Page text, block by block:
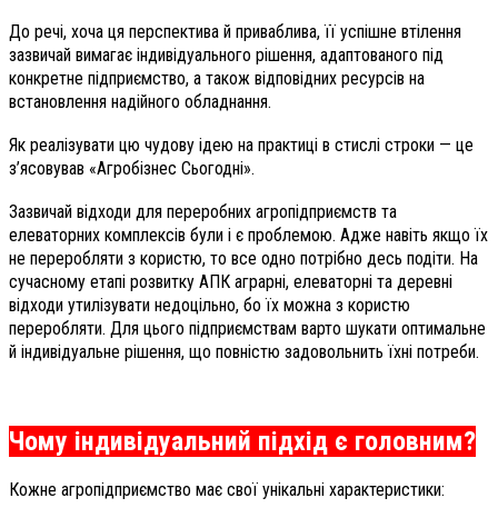
До речі, хоча ця перспектива й приваблива, її успішне втілення
зазвичай вимагає індивідуального рішення, адаптованого під
конкретне підприємство, а також відповідних ресурсів на
встановлення надійного обладнання.
Як реалізувати цю чудову ідею на практиці в стислі строки — це
з’ясовував «Агробізнес Сьогодні».
Зазвичай відходи для переробних агропідприємств та
елеваторних комплексів були і є проблемою. Адже навіть якщо їх
не переробляти з користю, то все одно потрібно десь подіти. На
сучасному етапі розвитку АПК аграрні, елеваторні та деревні
відходи утилізувати недоцільно, бо їх можна з користю
переробляти. Для цього підприємствам варто шукати оптимальне
й індивідуальне рішення, що повністю задовольнить їхні потреби.
Чому індивідуальний підхід є головним?
Кожне агропідприємство має свої унікальні характеристики: